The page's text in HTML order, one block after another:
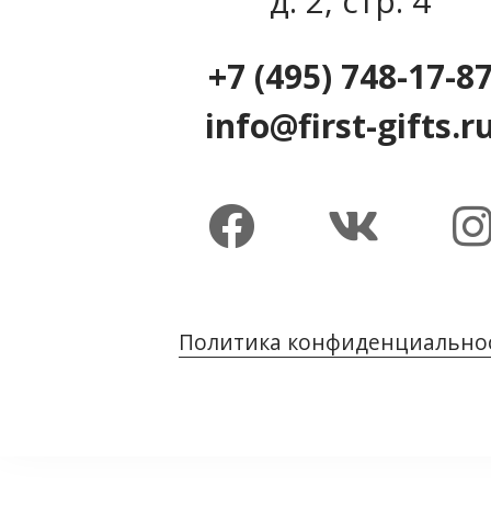
+7 (495) 748-17-
info@first-
Политика